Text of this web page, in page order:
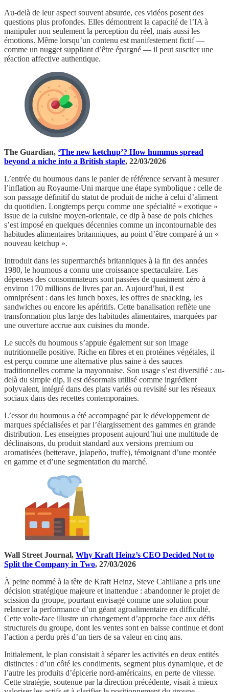
Au-delà de leur aspect souvent absurde, ces vidéos posent des
questions plus profondes. Elles démontrent la capacité de l’IA à
manipuler non seulement la perception du réel, mais aussi les
émotions. Même lorsqu’un contenu est manifestement fictif —
comme un nugget suppliant d’être épargné — il peut susciter une
réaction affective authentique.
The Guardian, ‘The new ketchup’? How hummus spread
beyond a niche into a British staple, 22/03/2026
L’entrée du houmous dans le panier de référence servant à mesurer
l’inflation au Royaume-Uni marque une étape symbolique : celle de
son passage définitif du statut de produit de niche à celui d’aliment
du quotidien. Longtemps perçu comme une spécialité « exotique »
issue de la cuisine moyen-orientale, ce dip à base de pois chiches
s’est imposé en quelques décennies comme un incontournable des
habitudes alimentaires britanniques, au point d’être comparé à un «
nouveau ketchup ».
Introduit dans les supermarchés britanniques à la fin des années
1980, le houmous a connu une croissance spectaculaire. Les
dépenses des consommateurs sont passées de quasiment zéro à
environ 170 millions de livres par an. Aujourd’hui, il est
omniprésent : dans les lunch boxes, les offres de snacking, les
sandwiches ou encore les apéritifs. Cette banalisation reflète une
transformation plus large des habitudes alimentaires, marquées par
une ouverture accrue aux cuisines du monde.
Le succès du houmous s’appuie également sur son image
nutritionnelle positive. Riche en fibres et en protéines végétales, il
est perçu comme une alternative plus saine à des sauces
traditionnelles comme la mayonnaise. Son usage s’est diversifié : au-
delà du simple dip, il est désormais utilisé comme ingrédient
polyvalent, intégré dans des plats variés ou revisité sur les réseaux
sociaux dans des recettes contemporaines.
L’essor du houmous a été accompagné par le développement de
marques spécialisées et par l’élargissement des gammes en grande
distribution. Les enseignes proposent aujourd’hui une multitude de
déclinaisons, du produit standard aux versions premium ou
aromatisées (betterave, jalapeño, truffe), témoignant d’une montée
en gamme et d’une segmentation du marché.
Wall Street Journal, Why Kraft Heinz’s CEO Decided Not to
Split the Company in Two, 27/03/2026
À peine nommé à la tête de Kraft Heinz, Steve Cahillane a pris une
décision stratégique majeure et inattendue : abandonner le projet de
scission du groupe, pourtant envisagé comme une solution pour
relancer la performance d’un géant agroalimentaire en difficulté.
Cette volte-face illustre un changement d’approche face aux défis
structurels du groupe, dont les ventes sont en baisse continue et dont
l’action a perdu près d’un tiers de sa valeur en cinq ans.
Initialement, le plan consistait à séparer les activités en deux entités
distinctes : d’un côté les condiments, segment plus dynamique, et de
l’autre les produits d’épicerie nord-américains, en perte de vitesse.
Cette stratégie, soutenue par la direction précédente, visait à mieux